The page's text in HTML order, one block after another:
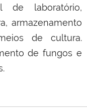
de laboratório,
armazenamento
de cultura.
de fungos e